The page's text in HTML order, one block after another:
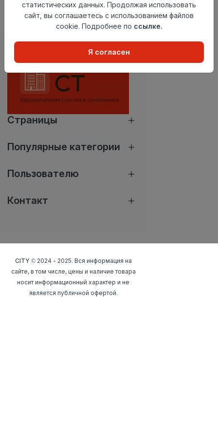
комплектации в момент
приобретения товара.
Страницы
Популярные категории
Пользователю
Контакт
CITY © 2024 - 2025. Вся информация на
сайте, в том числе, цены и наличие товара
носит информационный характер и не
является публичной офертой.
статистических данных. Продолжая использовать
сайт, вы соглашаетесь с использованием файлов
cookie. Подробнее по ссылке.
Я согласен